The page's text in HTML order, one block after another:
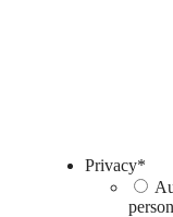
Privacy*